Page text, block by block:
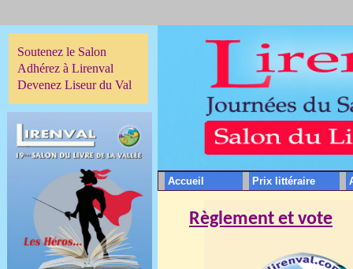
Règlement et vote
Accueil Prix littéraire
Soutenez le Salon
Adhérez à Lirenval
Devenez Liseur du Val